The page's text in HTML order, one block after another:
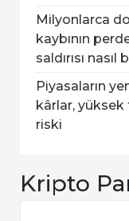
Milyonlarca
kaybının
saldırısı nasıl
Piyasaların
kârlar, yüksek
riski
Kripto